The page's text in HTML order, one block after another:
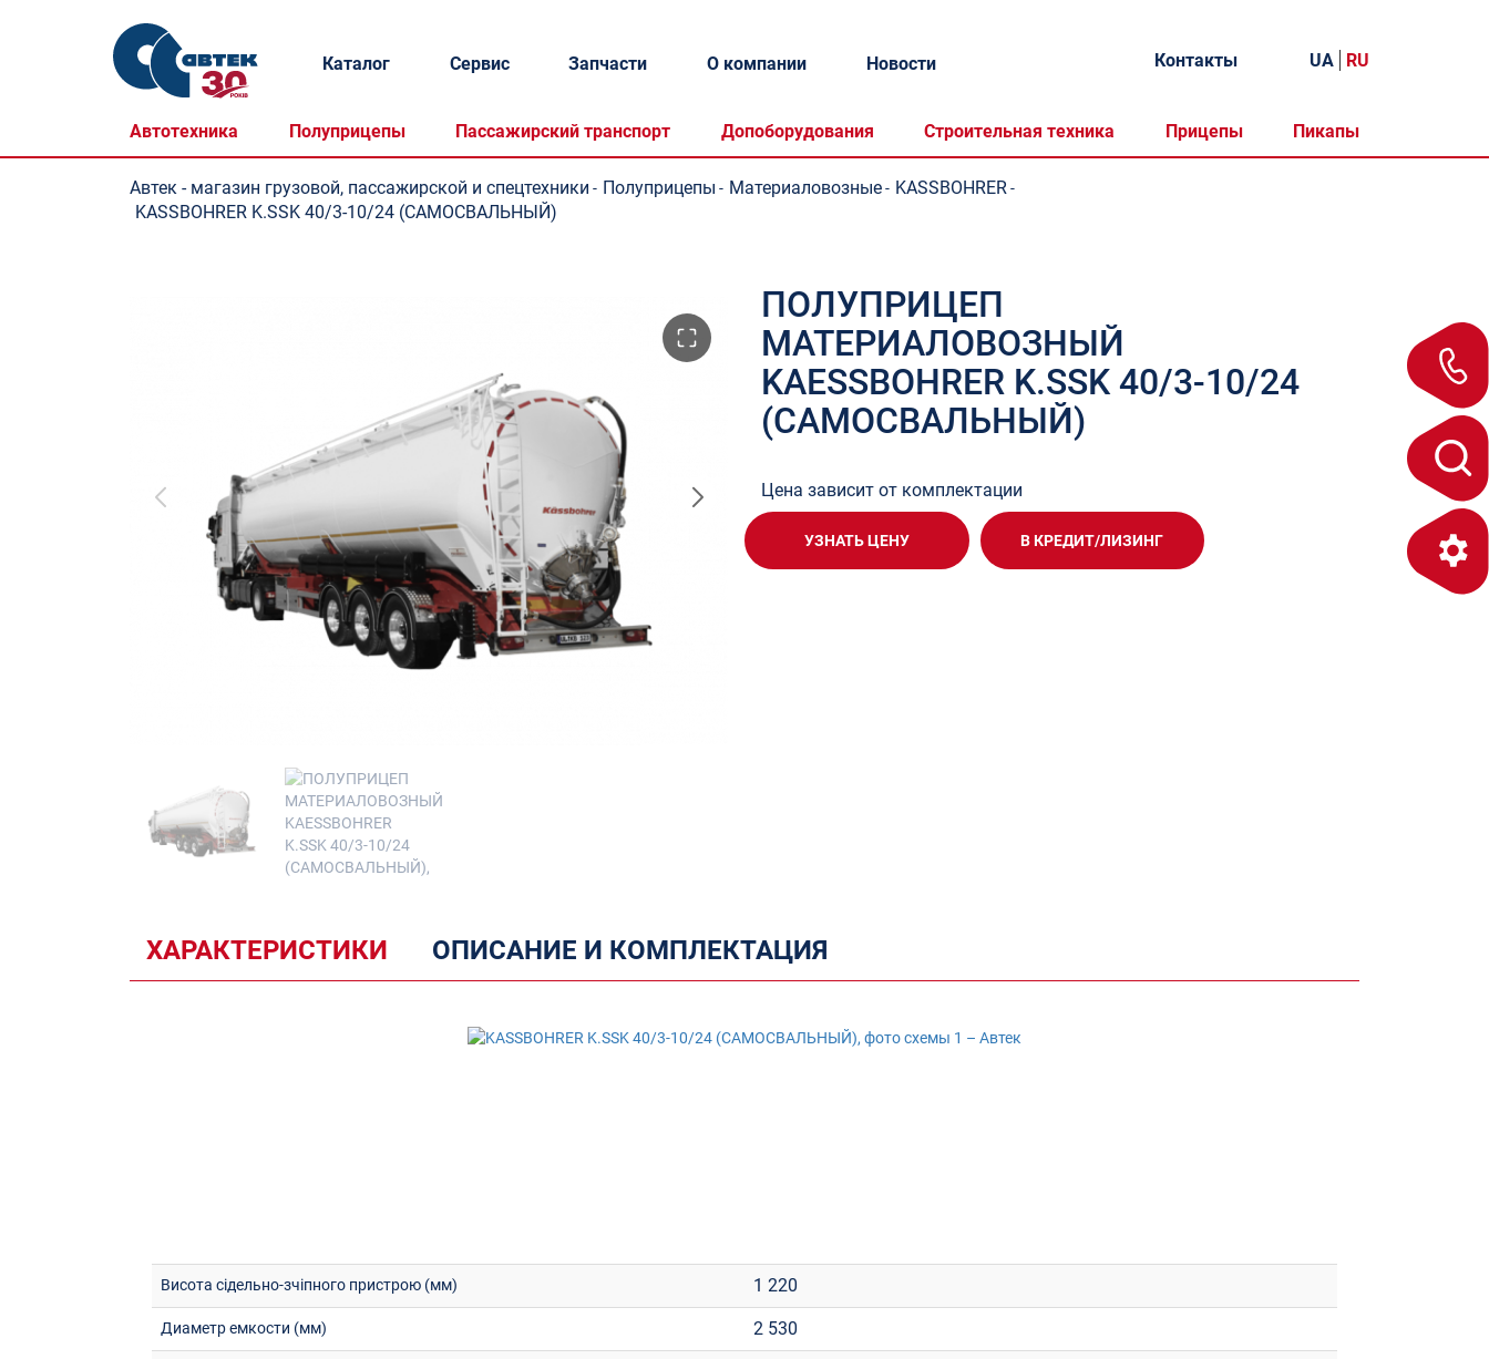
Каталог
Автотехника Полуприцепы Пассажирский транспорт Допоборудования Строительная техника Прицепы Пикапы
Сервис Запчасти О компании Новости Контакты UA RU
Автек - магазин грузовой, пассажирской и спецтехники - Полуприцепы - Материаловозные- KASSBOHRER-
KASSBOHRER K.SSK 40/3-10/24 (САМОСВАЛЬНЫЙ)
ПОЛУПРИЦЕП
МАТЕРИАЛОВОЗНЫЙ
KAESSBOHRER K.SSK 40/3-10/24
(САМОСВАЛЬНЫЙ)
Цена зависит от комплектации
УЗНАТЬ ЦЕНУ В КРЕДИТ/ЛИЗИНГ
ХАРАКТЕРИСТИКИ ОПИСАНИЕ И КОМПЛЕКТАЦИЯ
Висота сідельно-зчіпного пристрою (мм) 1 220
Диаметр емкости (мм) 2 530